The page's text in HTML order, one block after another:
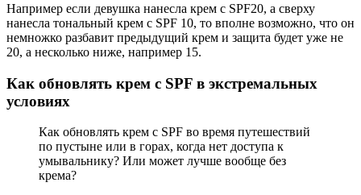
Например если девушка нанесла крем с SPF20, а сверху
нанесла тональный крем с SPF 10, то вполне возможно, что он
немножко разбавит предыдущий крем и защита будет уже не
20, а несколько ниже, например 15.
Как обновлять крем с SPF в экстремальных
условиях
Как обновлять крем c SPF во время путешествий
по пустыне или в горах, когда нет доступа к
умывальнику? Или может лучше вообще без
крема?